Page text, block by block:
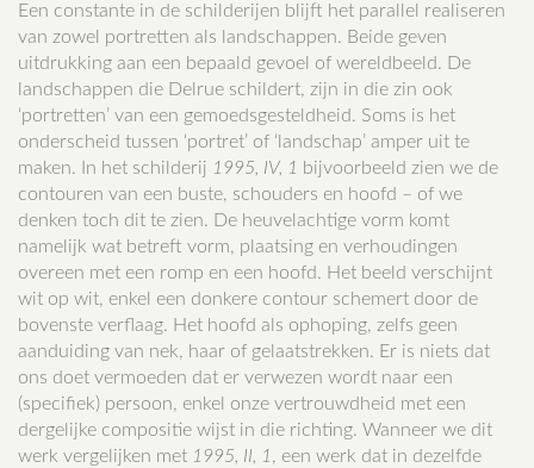
Een constante in de schilderijen blijft het parallel realiseren
van zowel portretten als landschappen. Beide geven
uitdrukking aan een bepaald gevoel of wereldbeeld. De
landschappen die Delrue schildert, zijn in die zin ook
‘portretten’ van een gemoedsgesteldheid. Soms is het
onderscheid tussen ‘portret’ of ‘landschap’ amper uit te
maken. In het schilderij 1995, IV, 1 bijvoorbeeld zien we de
contouren van een buste, schouders en hoofd – of we
denken toch dit te zien. De heuvelachtige vorm komt
namelijk wat betreft vorm, plaatsing en verhoudingen
overeen met een romp en een hoofd. Het beeld verschijnt
wit op wit, enkel een donkere contour schemert door de
bovenste verflaag. Het hoofd als ophoping, zelfs geen
aanduiding van nek, haar of gelaatstrekken. Er is niets dat
ons doet vermoeden dat er verwezen wordt naar een
(specifiek) persoon, enkel onze vertrouwdheid met een
dergelijke compositie wijst in die richting. Wanneer we dit
werk vergelijken met 1995, II, 1, een werk dat in dezelfde